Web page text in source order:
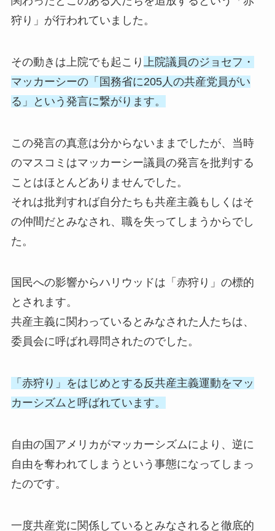
狩り」が行われていました。
その動きは上院でも起こり
上院議員のジョセフ・
マッカーシーの「国務省に205人の共産党員がい
る」という発言に繋がります。
この発言の真意は分からないままでしたが、当時
のマスコミはマッカーシー議員の発言を批判する
ことはほとんどありませんでした。
それは批判すれば自分たちも共産主義もしくはそ
の仲間だとみなされ、職を失ってしまうからでし
た。
国民への影響からハリウッドは「赤狩り」の標的
とされます。
共産主義に関わっているとみなされた人たちは、
委員会に呼ばれ尋問されたのでした。
「赤狩り」をはじめとする反共産主義運動をマッ
カーシズムと呼ばれています。
自由の国アメリカがマッカーシズムにより、逆に
自由を奪われてしまうという事態になってしまっ
たのです。
一度共産党に関係しているとみなされると徹底的